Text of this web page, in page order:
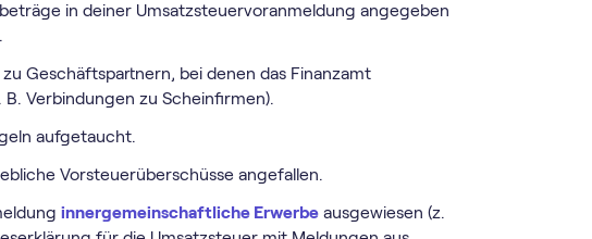
in deiner Umsatz­steuer­voranmeldung angegeben
Geschäftspartnern, bei denen das Finanzamt
Verbindungen zu Scheinfirmen).
aufgetaucht.
Vorsteuerüberschüsse angefallen.
innergemeinschaftliche Erwerbeausgewiesen (z.